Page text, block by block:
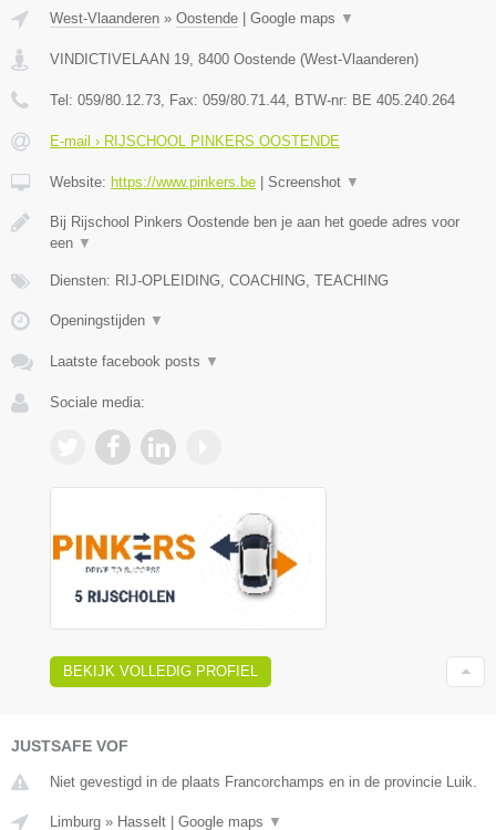
West-Vlaanderen » Oostende Google maps ▼
VINDICTIVELAAN 19, 8400 Oostende (West-Vlaanderen)
Tel: 059/80.12.73, Fax: 059/80.71.44, BTW-nr: BE 405.240.264
E-mail › RIJSCHOOL PINKERS OOSTENDE
Website: https://www.pinkers.be Screenshot ▼
Bij Rijschool Pinkers Oostende ben je aan het goede adres voor
een ▼
Diensten: RIJ-OPLEIDING, COACHING, TEACHING
Openingstijden ▼
Laatste facebook posts ▼
Sociale media:
BEKIJK VOLLEDIG PROFIEL
JUSTSAFE VOF
Niet gevestigd in de plaats Francorchamps en in de provincie Luik.
Limburg » Hasselt Google maps ▼